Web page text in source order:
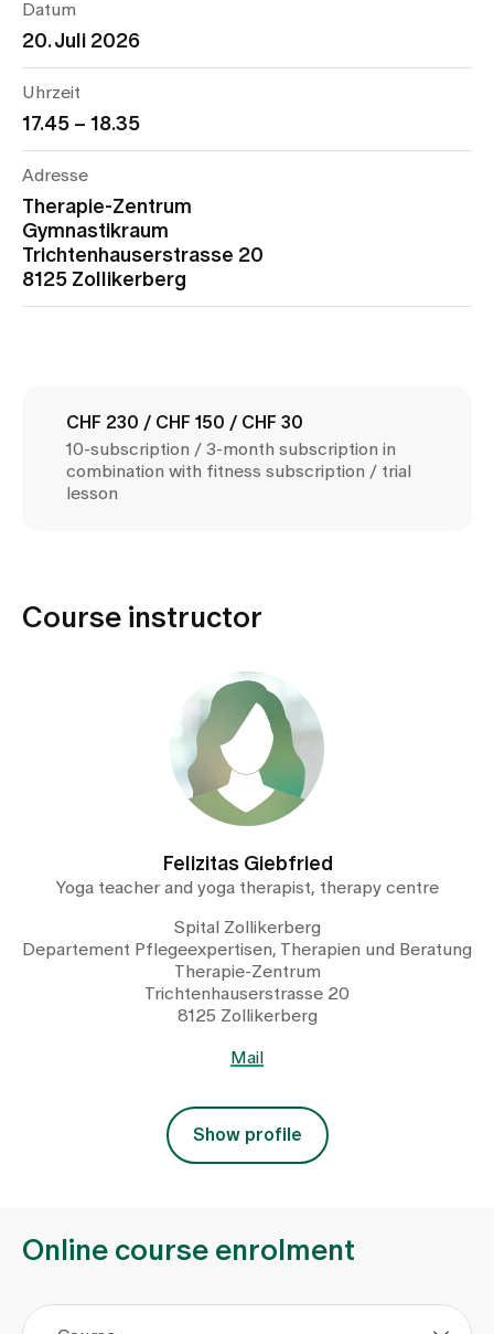
About us
Jobs & Career
Contact us
Datum
20. Juli 2026
Uhrzeit
17.45 – 18.35
Adresse
Therapie-Zentrum
Gymnastikraum
Trichtenhauserstrasse 20
8125 Zollikerberg
CHF 230 / CHF 150 / CHF 30
10-subscription / 3-month subscription in
combination with fitness subscription / trial
lesson
Course instructor
Felizitas Giebfried
Yoga teacher and yoga therapist, therapy centre
Spital Zollikerberg
Departement Pflegeexpertisen, Therapien und Beratung
Therapie-Zentrum
Trichtenhauserstrasse 20
8125 Zollikerberg
Mail
Show profile
Online course enrolment